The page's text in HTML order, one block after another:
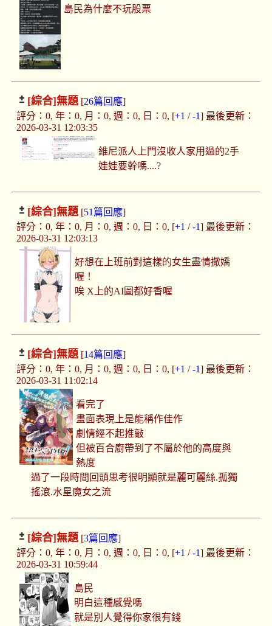
島民為什麼不玩股票
[綜合]無題[26篇回應]
評分：0, 年：0, 月：0, 週：0, 日：0, [+1 /-1] 最後更新：
2026-03-31 12:03:35
維尼派人上門沒收人家用過的2手
娃娃要幹嗎....?
[綜合]無題[51篇回應]
評分：0, 年：0, 月：0, 週：0, 日：0, [+1 /-1] 最後更新：
2026-03-31 12:03:13
好想在上班前對這樣的女生盡情撒嬌
喔！
唉 X上的AI圖都好香喔
[綜合]無題[14篇回應]
評分：0, 年：0, 月：0, 週：0, 日：0, [+1 /-1] 最後更新：
2026-03-31 11:02:14
看完了
畫面表現上是能稱作佳作
劇情經不起推敲
但被百合廚帶到了不屬於他的高度與
熱度
過了一段時間回頭思考很明顯就是麗可麗絲.孤獨
搖滾.水星魔女之流
[綜合]無題[3篇回應]
評分：0, 年：0, 月：0, 週：0, 日：0, [+1 /-1] 最後更新：
2026-03-31 10:59:44
島民
明白這種感覺嗎
就是別人覺得你家很有錢